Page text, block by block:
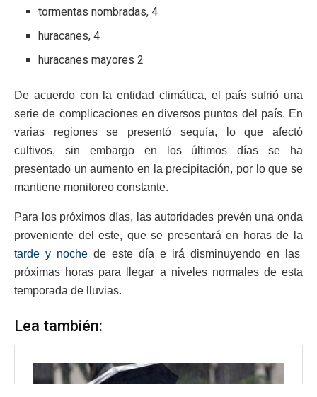
tormentas nombradas, 4
huracanes, 4
huracanes mayores 2
De acuerdo con la entidad climática, el país sufrió una
serie de complicaciones en diversos puntos del país. En
varias regiones se presentó sequía, lo que afectó
cultivos, sin embargo en los últimos días se ha
presentado un aumento en la precipitación, por lo que se
mantiene monitoreo constante.
Para los próximos días, las autoridades prevén una onda
proveniente del este, que se presentará en horas de la
tarde y noche de este día e irá disminuyendo en las
próximas horas para llegar a niveles normales de esta
temporada de lluvias.
Lea también: